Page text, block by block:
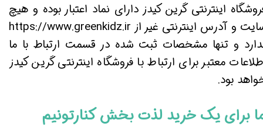
اینترنتی گرین کیدز دارای نماد اعتبار بوده و هیچ
سایت و آدرس اینترنتی غیر از https://www.greenkidz.ir
و تنها مشخصات ثبت شده در قسمت ارتباط با ما
معتبر برای ارتباط با فروشگاه اینترنتی گرین کیدز
بود.​​​​​​​
برای یک خرید لذت بخش کنارتونیم​​​​​​​